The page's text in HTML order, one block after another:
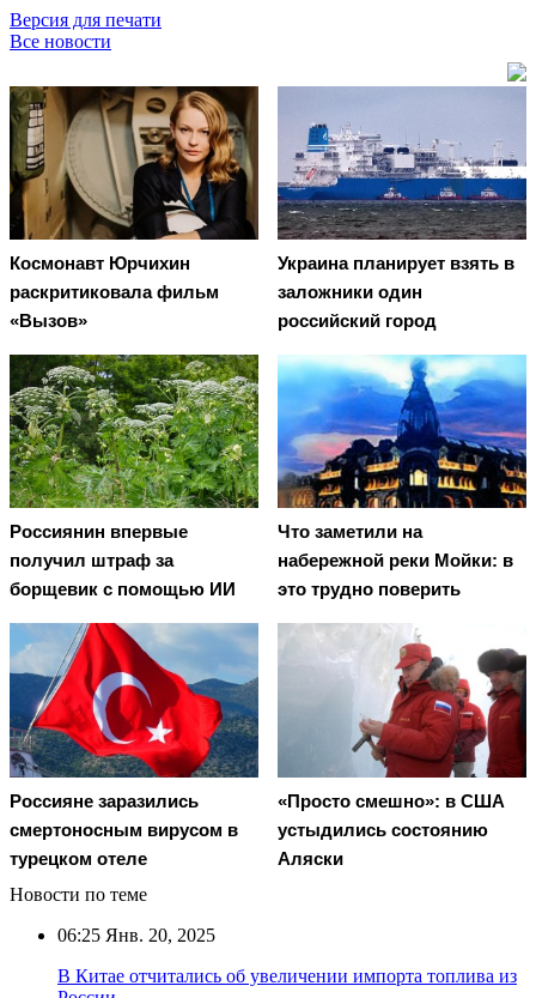
Версия для печати
Все новости
Космонавт Юрчихин
раскритиковала фильм
«Вызов»
Украина планирует взять в
заложники один
российский город
Россиянин впервые
получил штраф за
борщевик с помощью ИИ
Что заметили на
набережной реки Мойки: в
это трудно поверить
Россияне заразились
смертоносным вирусом в
турецком отеле
«Просто смешно»: в США
устыдились состоянию
Аляски
Новости по теме
06:25 Янв. 20, 2025
В Китае отчитались об увеличении импорта топлива из